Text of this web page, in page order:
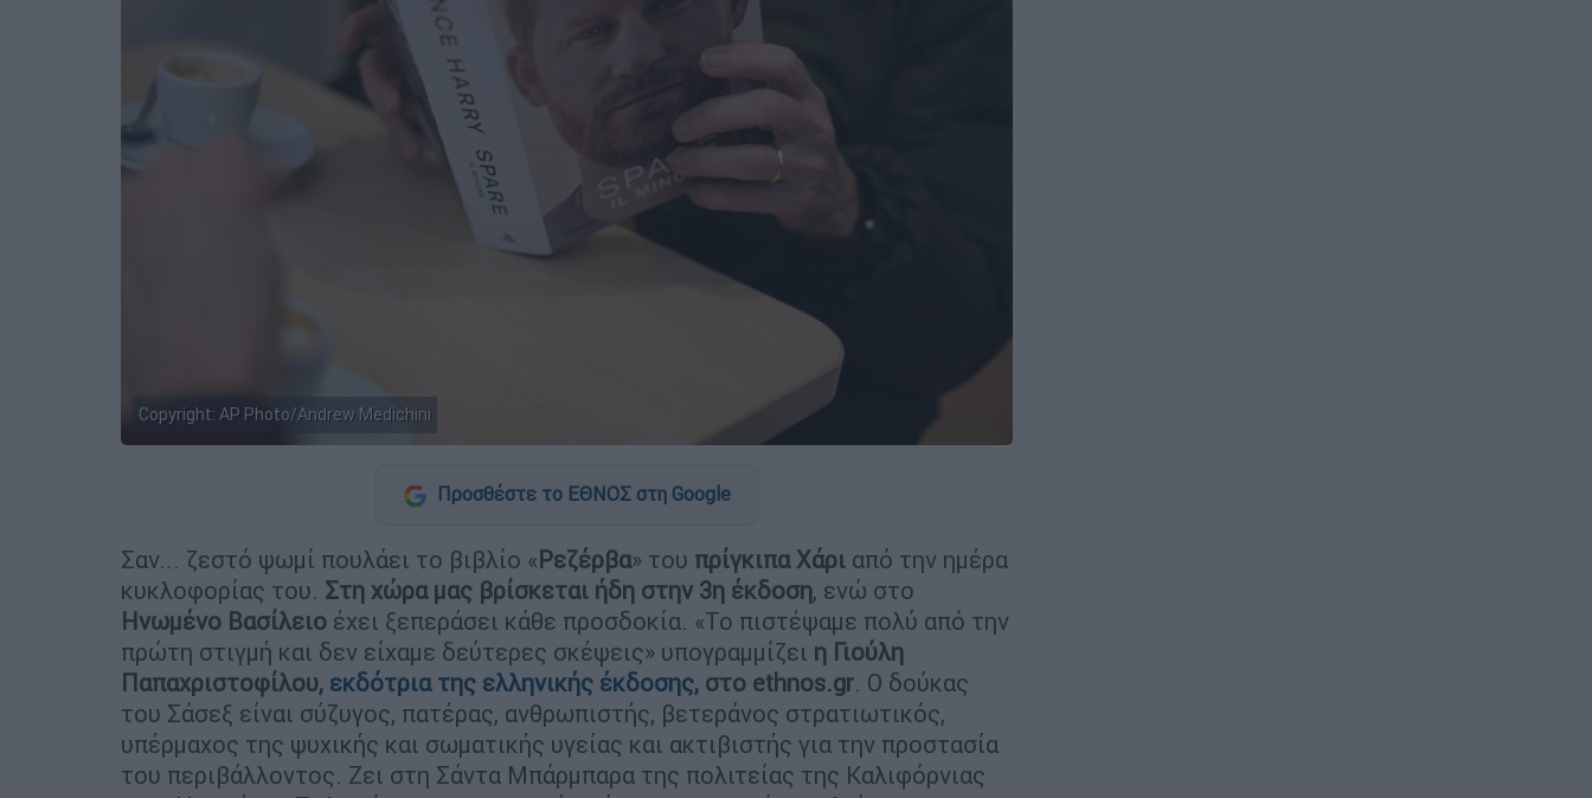
Copyright: AP Photo/Andrew Medichini
Προσθέστε το ΕΘΝΟΣ στη Google
Σαν... ζεστό ψωμί πουλάει το βιβλίο «Ρεζέρβα» του πρίγκιπα Χάρι από την ημέρα
κυκλοφορίας του. Στη χώρα μας βρίσκεται ήδη στην 3η έκδοση, ενώ στο
Ηνωμένο Βασίλειο έχει ξεπεράσει κάθε προσδοκία. «Το πιστέψαμε πολύ από την
πρώτη στιγμή και δεν είχαμε δεύτερες σκέψεις» υπογραμμίζει η Γιούλη
Παπαχριστοφίλου, εκδότρια της ελληνικής έκδοσης, στο ethnos.gr. Ο δούκας
του Σάσεξ είναι σύζυγος, πατέρας, ανθρωπιστής, βετεράνος στρατιωτικός,
υπέρμαχος της ψυχικής και σωματικής υγείας και ακτιβιστής για την προστασία
του περιβάλλοντος. Ζει στη Σάντα Μπάρμπαρα της πολιτείας της Καλιφόρνιας